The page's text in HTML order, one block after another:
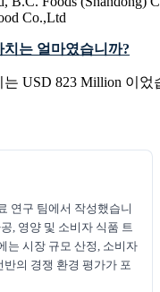
Co.,Ltd
는 얼마였습니까?
USD 823 Million 이었
연구 팀에서 작성했습니
, 영양 및 소비자 식품 트
는 시장 규모 산정, 소비자
의 경쟁 환경 평가가 포